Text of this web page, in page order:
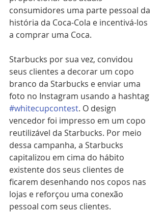
consumidores uma parte pessoal da
história da Coca-Cola e incentivá-los
a comprar uma Coca.
Starbucks por sua vez, convidou
seus clientes a decorar um copo
branco da Starbucks e enviar uma
foto no Instagram usando a hashtag
#whitecupcontest. O design
vencedor foi impresso em um copo
reutilizável da Starbucks. Por meio
dessa campanha, a Starbucks
capitalizou em cima do hábito
existente dos seus clientes de
ficarem desenhando nos copos nas
lojas e reforçou uma conexão
pessoal com seus clientes.